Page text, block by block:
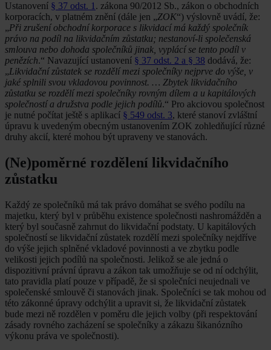
Ustanovení § 37 odst. 1 . zákona 90/2012 Sb., zákon o obchodních
korporacích, v platném znění (dále jen „ZOK“) výslovně uvádí, že:
„Při zrušení obchodní korporace s likvidací má každý společník
právo na podíl na likvidačním zůstatku; nestanoví-li společenská
smlouva nebo dohoda společníků jinak, vyplácí se tento podíl v
penězích.“ Navazující ustanovení § 37 odst. 2 a § 38 dodává, že:
„Likvidační zůstatek se rozdělí mezi společníky nejprve do výše, v
jaké splnili svou vkladovou povinnost. … Zbytek likvidačního
zůstatku se rozdělí mezi společníky rovným dílem a u kapitálových
společností a družstva podle jejich podílů.“ Pro akciovou společnost
je nutné počítat ještě s aplikací § 549 odst. 3, které stanoví zvláštní
úpravu k uvedeným obecným ustanovením ZOK zohledňující různé
druhy akcií, které mohou být upraveny ve stanovách.
(Ne)poměrné rozdělení likvidačního
zůstatku
Každý ze společníků má tak právo domáhat se svého podílu na
majetku, který byl v průběhu existence společnosti nashromážděn a
který byl současně zahrnut do likvidační podstaty. U kapitálových
společností se likvidační zůstatek rozdělí mezi společníky nejdříve
do výše jejich splněné vkladové povinnosti a ve zbytku podle
velikosti jejich podílů na společnosti. Jelikož se ale jedná o
dispozitivní právní úpravu a zákon tak umožňuje se od ní odchýlit,
tato pravidla platí pouze v případě, že si společníci neujednali ve
společenské smlouvě či stanovách jinak. Společníci se tak mohou od
této zákonné úpravy odchýlit a upravit si, že likvidační zůstatek
bude mezi ně rozdělen v poměru dle jejich volby (při respektování
zásady rovného zacházení se společníky a zákazu šikanózního
výkonu práva ve společnosti).